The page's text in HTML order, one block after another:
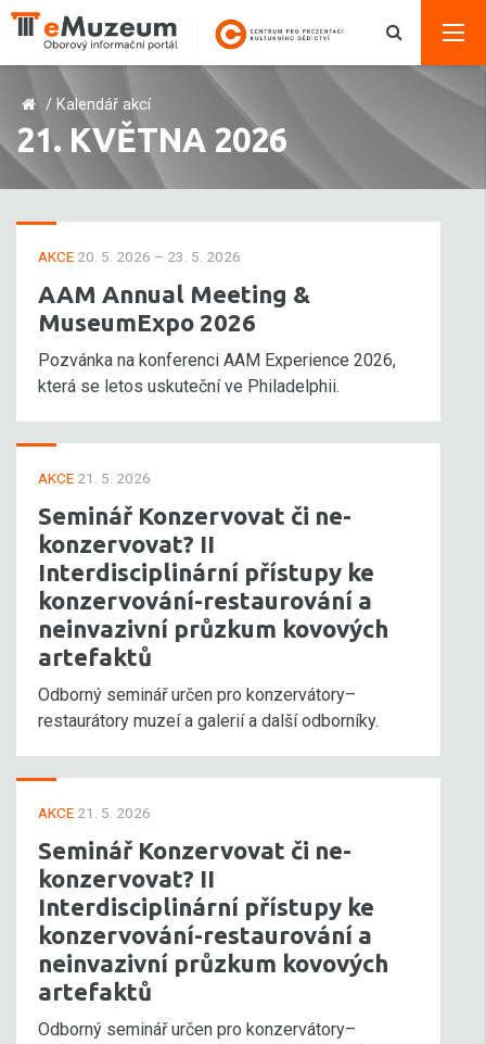
/ Kalendář akcí
21. KVĚTNA 2026
AKCE 20. 5. 2026 – 23. 5. 2026
AAM Annual Meeting &
MuseumExpo 2026
Pozvánka na konferenci AAM Experience 2026,
která se letos uskuteční ve Philadelphii.
AKCE 21. 5. 2026
Seminář Konzervovat či ne-
konzervovat? II
Interdisciplinární přístupy ke
konzervování-restaurování a
neinvazivní průzkum kovových
artefaktů
Odborný seminář určen pro konzervátory–
restaurátory muzeí a galerií a další odborníky.
AKCE 21. 5. 2026
Seminář Konzervovat či ne-
konzervovat? II
Interdisciplinární přístupy ke
konzervování-restaurování a
neinvazivní průzkum kovových
artefaktů
Odborný seminář určen pro konzervátory–